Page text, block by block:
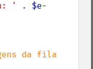
' . $e-
da fila